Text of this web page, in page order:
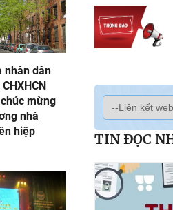
nhân dân
mừng
nhà
hiệp
TIN ĐỌC